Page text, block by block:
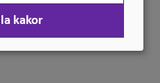
av forskningsämnen
kakor